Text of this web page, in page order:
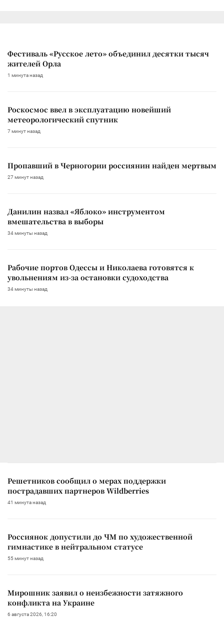
Фестиваль «Русское лето» объединил десятки тысяч
жителей Орла
1 минута назад
Роскосмос ввел в эксплуатацию новейший
метеорологический спутник
7 минут назад
Пропавший в Черногории россиянин найден мертвым
27 минут назад
Данилин назвал «Яблоко» инструментом
вмешательства в выборы
34 минуты назад
Рабочие портов Одессы и Николаева готовятся к
увольнениям из-за остановки судоходства
34 минуты назад
Решетников сообщил о мерах поддержки
пострадавших партнеров Wildberries
41 минута назад
Россиянок допустили до ЧМ по художественной
гимнастике в нейтральном статусе
55 минут назад
Мирошник заявил о неизбежности затяжного
конфликта на Украине
6 августа 2026, 16:20